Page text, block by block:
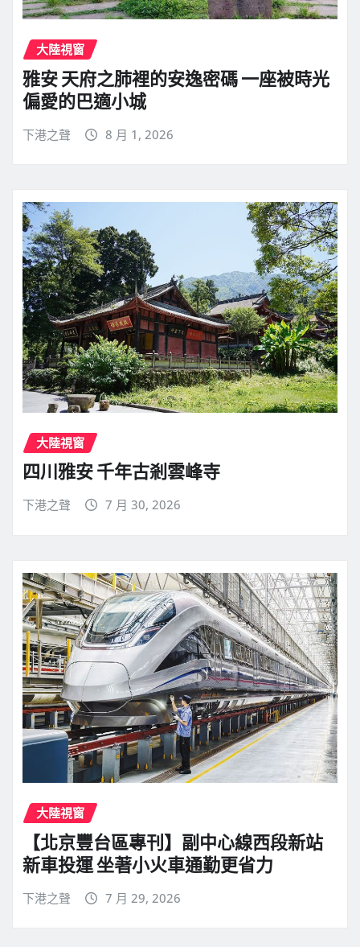
大陸視窗
雅安 天府之肺裡的安逸密碼 一座被時光
偏愛的巴適小城
下港之聲 8 月 1, 2026
大陸視窗
四川雅安 千年古剎雲峰寺
下港之聲 7 月 30, 2026
大陸視窗
【北京豐台區專刊】副中心線西段新站
新車投運 坐著小火車通勤更省力
下港之聲 7 月 29, 2026